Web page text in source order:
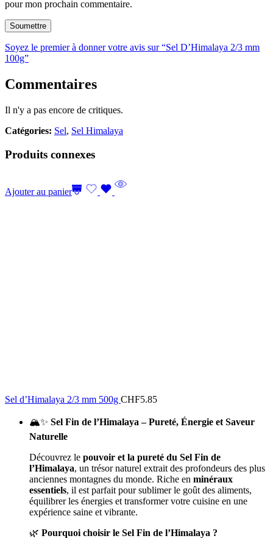
pour mon prochain commentaire.
Soyez le premier à donner votre avis sur “Sel D’Himalaya 2/3 mm
100g”
Commentaires
Il n'y a pas encore de critiques.
Catégories: Sel, Sel Himalaya
Produits connexes
Ajouter au panier
Sel d’Himalaya 2/3 mm 500g CHF5.85
🏔️✨ Sel Fin de l’Himalaya – Pureté, Énergie et Saveur
Naturelle
Découvrez le pouvoir et la pureté du Sel Fin de
l’Himalaya, un trésor naturel extrait des profondeurs des plus
anciennes montagnes du monde. Riche en minéraux
essentiels, il est parfait pour sublimer le goût des aliments,
équilibrer les énergies et transformer votre cuisine en une
expérience saine et vibrante.
🌿 Pourquoi choisir le Sel Fin de l’Himalaya ?